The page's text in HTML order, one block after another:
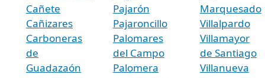
Cañete
Cañizares
Carboneras
de
Guadazaón
Pajarón
Pajaroncillo
Palomares
del Campo
Palomera
Marquesado
Villalpardo
Villamayor
de Santiago
Villanueva